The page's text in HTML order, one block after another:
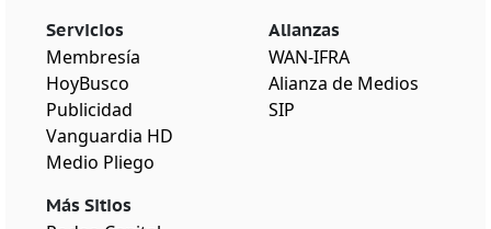
Servicios
Membresía
HoyBusco
Publicidad
Vanguardia HD
Medio Pliego
Más Sitios
Alianzas
WAN-IFRA
Alianza de Medios
SIP